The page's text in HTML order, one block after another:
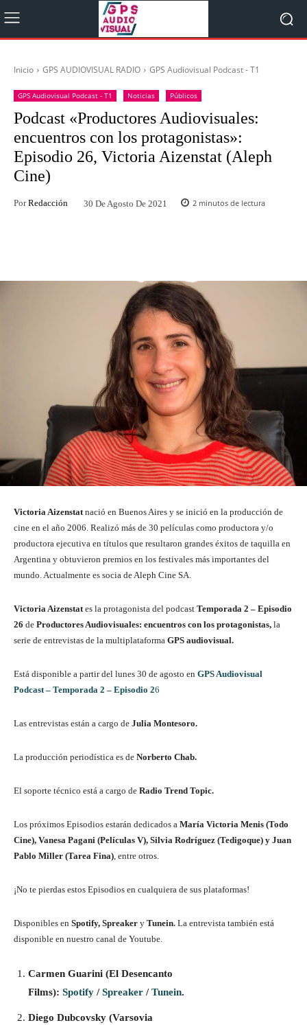
Inicio GPS AUDIOVISUAL RADIO GPS Audiovisual Podcast - T1
GPS Audiovisual Podcast - T1 Noticias Públicos
Podcast «Productores Audiovisuales:
encuentros con los protagonistas»:
Episodio 26, Victoria Aizenstat (Aleph
Cine)
Por Redacción 30 De Agosto De 2021 2 minutos de lectura
Victoria Aizenstat nació en Buenos Aires y se inició en la producción de
cine en el año 2006. Realizó más de 30 películas como productora y/o
productora ejecutiva en títulos que resultaron grandes éxitos de taquilla en
Argentina y obtuvieron premios en los festivales más importantes del
mundo. Actualmente es socia de Aleph Cine SA.
Victoria Aizenstat es la protagonista del podcast Temporada 2 – Episodio
26 de Productores Audiovisuales: encuentros con los protagonistas, la
serie de entrevistas de la multiplataforma GPS audiovisual.
Está disponible a partir del lunes 30 de agosto en GPS Audiovisual
Podcast – Temporada 2 – Episodio 26
Las entrevistas están a cargo de Julia Montesoro.
La producción periodística es de Norberto Chab.
El soporte técnico está a cargo de Radio Trend Topic.
Los próximos Episodios estarán dedicados a María Victoria Menis (Todo
Cine), Vanesa Pagani (Películas V), Silvia Rodríguez (Tedigoque) y Juan
Pablo Miller (Tarea Fina) , entre otros.
¡No te pierdas estos Episodios en cualquiera de sus plataformas!
Disponibles en Spotify, Spreaker y Tunein. La entrevista también está
disponible en nuestro canal de Youtube.
Carmen Guarini (El Desencanto
Films): Spotify /Spreaker /Tunein.
Diego Dubcovsky (Varsovia